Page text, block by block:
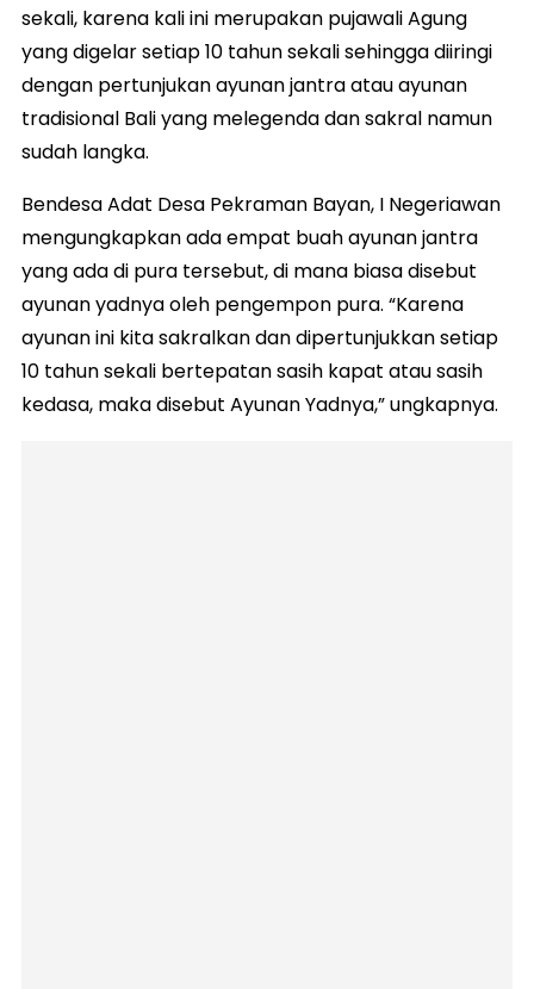
sekali, karena kali ini merupakan pujawali Agung
yang digelar setiap 10 tahun sekali sehingga diiringi
dengan pertunjukan ayunan jantra atau ayunan
tradisional Bali yang melegenda dan sakral namun
sudah langka.
Bendesa Adat Desa Pekraman Bayan, I Negeriawan
mengungkapkan ada empat buah ayunan jantra
yang ada di pura tersebut, di mana biasa disebut
ayunan yadnya oleh pengempon pura. “Karena
ayunan ini kita sakralkan dan dipertunjukkan setiap
10 tahun sekali bertepatan sasih kapat atau sasih
kedasa, maka disebut Ayunan Yadnya,” ungkapnya.